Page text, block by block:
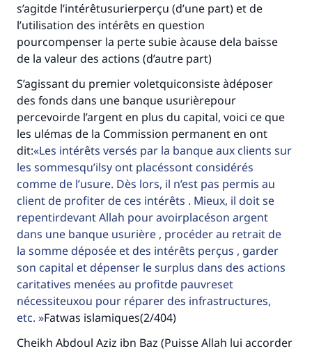
s’agitde l’intérêtusurierperçu (d’une part) et de
l’utilisation des intérêts en question
pourcompenser la perte subie àcause dela baisse
de la valeur des actions (d’autre part)
S’agissant du premier voletquiconsiste àdéposer
des fonds dans une banque usurièrepour
percevoirde l’argent en plus du capital, voici ce que
les ulémas de la Commission permanent en ont
dit: Les intérêts versés par la banque aux clients sur
les sommesqu’ilsy ont placéssont considérés
comme de l’usure. Dès lors, il n’est pas permis au
client de profiter de ces intérêts . Mieux, il doit se
repentirdevant Allah pour avoirplacéson argent
dans une banque usurière , procéder au retrait de
la somme déposée et des intérêts perçus , garder
son capital et dépenser le surplus dans des actions
caritatives menées au profitde pauvreset
nécessiteuxou pour réparer des infrastructures,
etc.
Fatwas islamiques(2/404)
Cheikh Abdoul Aziz ibn Baz (Puisse Allah lui accorder
Faites une différence dans la vie de
millions de personnes grâce à votre
contribution
Aidez nous à apporter des réponses.
Le Messager d'Allah (Paix sur lui) a dit:
"Celui qui indique une bonne action obtient la
même récompense que celui qui le fait."
(MOUSLIM 1893)